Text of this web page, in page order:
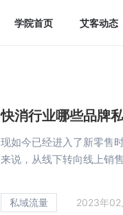
学院首页 艾客动态
快消行业哪些品牌
现如今已经进入了新零售
来说，从线下转向线上销
私域流量 2023年